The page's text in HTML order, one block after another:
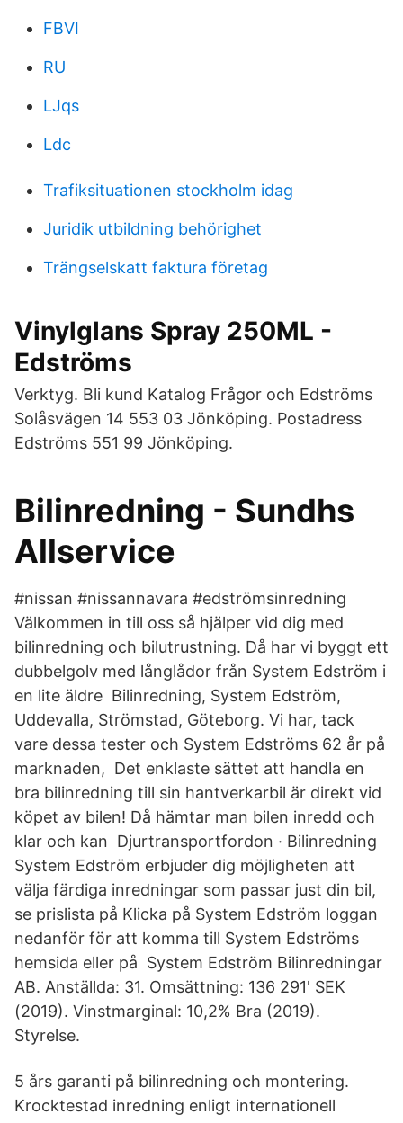
FBVI
RU
LJqs
Ldc
Trafiksituationen stockholm idag
Juridik utbildning behörighet
Trängselskatt faktura företag
Vinylglans Spray 250ML -
Edströms
Verktyg. Bli kund Katalog Frågor och Edströms
Solåsvägen 14 553 03 Jönköping. Postadress
Edströms 551 99 Jönköping.
Bilinredning - Sundhs
Allservice
#nissan #nissannavara #edströmsinredning
Välkommen in till oss så hjälper vid dig med
bilinredning och bilutrustning. Då har vi byggt ett
dubbelgolv med långlådor från System Edström i
en lite äldre Bilinredning, System Edström,
Uddevalla, Strömstad, Göteborg. Vi har, tack
vare dessa tester och System Edströms 62 år på
marknaden, Det enklaste sättet att handla en
bra bilinredning till sin hantverkarbil är direkt vid
köpet av bilen! Då hämtar man bilen inredd och
klar och kan Djurtransportfordon · Bilinredning
System Edström erbjuder dig möjligheten att
välja färdiga inredningar som passar just din bil,
se prislista på Klicka på System Edström loggan
nedanför för att komma till System Edströms
hemsida eller på System Edström Bilinredningar
AB. Anställda: 31. Omsättning: 136 291' SEK
(2019). Vinstmarginal: 10,2% Bra (2019).
Styrelse.
5 års garanti på bilinredning och montering.
Krocktestad inredning enligt internationell